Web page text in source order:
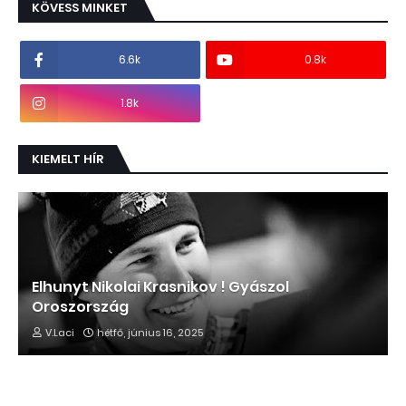
KÖVESS MINKET
6.6k 0.8k
1.8k
KIEMELT HÍR
Elhunyt Nikolai Krasnikov ! Gyászol
Oroszország
V.Laci hétfő, június 16, 2025